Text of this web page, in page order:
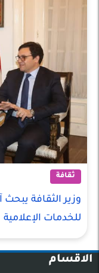
ثقافة
وزير الثقافة
للخدمات الإعلامية
الاقسام